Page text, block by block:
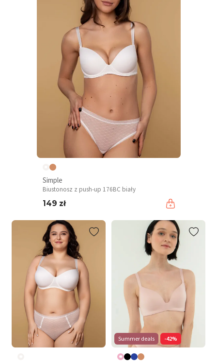
Simple
Biustonosz z push-up 176BC biały
149 zł
Summer deals -42%